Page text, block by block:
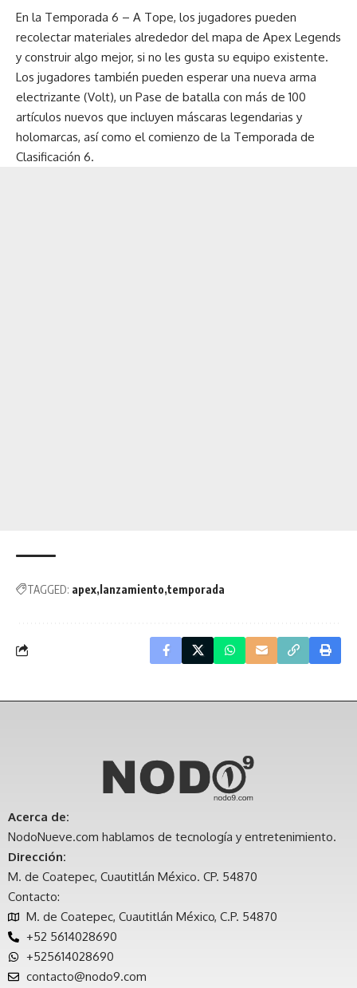
En la Temporada 6 – A Tope, los jugadores pueden
recolectar materiales alrededor del mapa de Apex Legends
y construir algo mejor, si no les gusta su equipo existente.
Los jugadores también pueden esperar una nueva arma
electrizante (Volt), un Pase de batalla con más de 100
artículos nuevos que incluyen máscaras legendarias y
holomarcas, así como el comienzo de la Temporada de
Clasificación 6.
TAGGED: apex lanzamiento temporada
Acerca de:
NodoNueve.com hablamos de tecnología y entretenimiento.
Dirección:
M. de Coatepec, Cuautitlán México. CP. 54870
Contacto:
M. de Coatepec, Cuautitlán México, C.P. 54870
+52 5614028690
+525614028690
contacto@nodo9.com